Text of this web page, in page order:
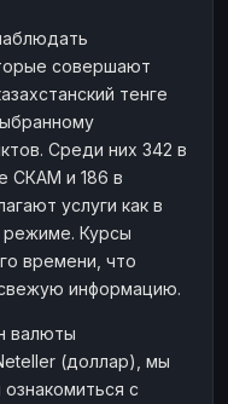
совершают
тенге
Среди них 342 в
СКАМ и 186 в
услуги как в
режиме. Курсы
времени, что
информацию.
валюты
(доллар), мы
с